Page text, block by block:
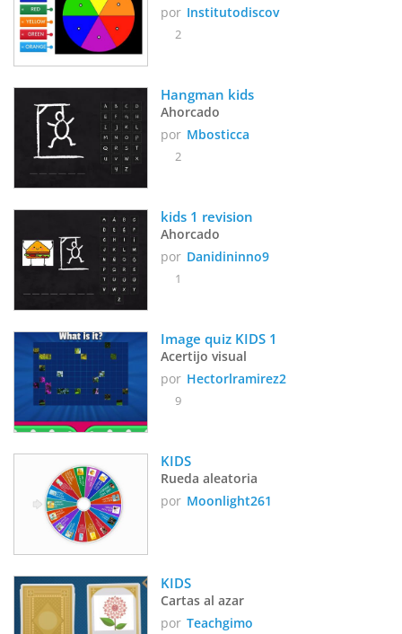
por Institutodiscov
2
Hangman kids
Ahorcado
por Mbosticca
2
kids 1 revision
Ahorcado
por Danidininno9
1
Image quiz KIDS 1
Acertijo visual
por Hectorlramirez2
9
KIDS
Rueda aleatoria
por Moonlight261
KIDS
Cartas al azar
por Teachgimo